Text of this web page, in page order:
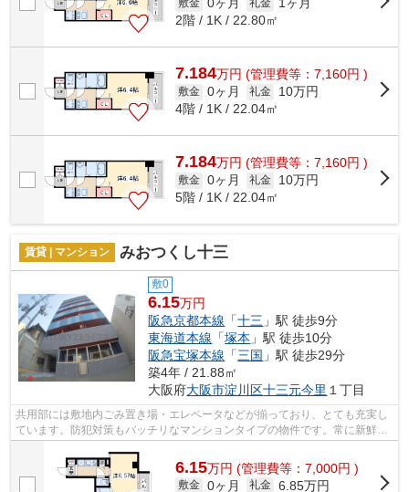
2階 / 1K / 22.80㎡
7.184万円 (管理費等：7,160円 )
敷金 0ヶ月 礼金
10万円
4階 / 1K / 22.04㎡
7.184万円 (管理費等：7,160円 )
敷金 0ヶ月 礼金
10万円
5階 / 1K / 22.04㎡
賃貸 | マンション みおつくし十三
敷0
6.15万円
阪急京都本線 「十三 」駅 徒歩9分
東海道本線 「塚本 」駅 徒歩10分
阪急宝塚本線 「三国 」駅 徒歩29分
築4年 / 21.88㎡
大阪府大阪市淀川区十三元今里 １丁目
共用部には敷地内ごみ置き場・エレベータなどが揃っており、とても充実し
ています。防犯対策もバッチリなマンションタイプの物件です。常に新鮮な
6.15万円 (管理費等：7,000円 )
敷金 0ヶ月 礼金 6.85万円